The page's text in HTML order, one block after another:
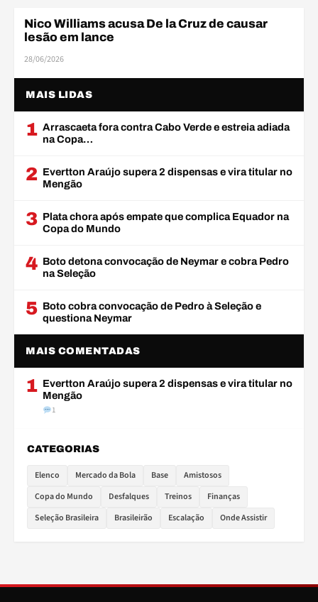
SELEÇÃO BRASILEIRA
Nico Williams acusa De la Cruz de causar
lesão em lance
28/06/2026
MAIS LIDAS
1 Arrascaeta fora contra Cabo Verde e estreia adiada
na Copa…
2 Evertton Araújo supera 2 dispensas e vira titular no
Mengão
3 Plata chora após empate que complica Equador na
Copa do Mundo
4 Boto detona convocação de Neymar e cobra Pedro
na Seleção
5 Boto cobra convocação de Pedro à Seleção e
questiona Neymar
MAIS COMENTADAS
1 Evertton Araújo supera 2 dispensas e vira titular no
Mengão
1
CATEGORIAS
Elenco Mercado da Bola Base
Amistosos
Copa do Mundo
Desfalques Treinos
Finanças
Seleção Brasileira
Brasileirão Escalação Onde Assistir